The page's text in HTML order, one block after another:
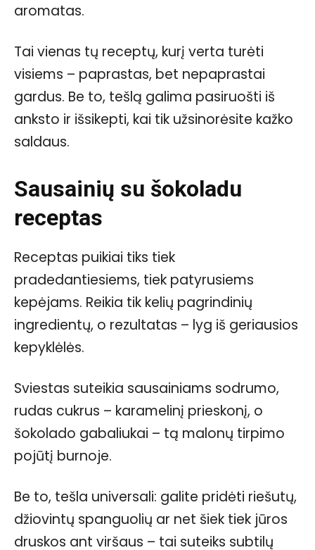
aromatas.
Tai vienas tų receptų, kurį verta turėti
visiems – paprastas, bet nepaprastai
gardus. Be to, tešlą galima pasiruošti iš
anksto ir išsikepti, kai tik užsinorėsite kažko
saldaus.
Sausainių su šokoladu
receptas
Receptas puikiai tiks tiek
pradedantiesiems, tiek patyrusiems
kepėjams. Reikia tik kelių pagrindinių
ingredientų, o rezultatas – lyg iš geriausios
kepyklėlės.
Sviestas suteikia sausainiams sodrumo,
rudas cukrus – karamelinį prieskonį, o
šokolado gabaliukai – tą malonų tirpimo
pojūtį burnoje.
Be to, tešla universali: galite pridėti riešutų,
džiovintų spanguolių ar net šiek tiek jūros
druskos ant viršaus – tai suteiks subtilų